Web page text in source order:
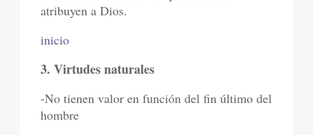
atribuyen a Dios.
inicio
3. Virtudes naturales
-No tienen valor en función del fin último del
hombre